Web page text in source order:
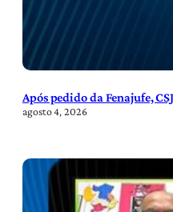
Após pedido da Fenajufe,
agosto 4, 2026